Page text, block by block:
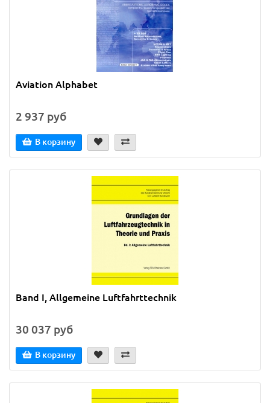
Aviation Alphabet
2 937 руб
В корзину
Band I, Allgemeine Luftfahrttechnik
30 037 руб
В корзину